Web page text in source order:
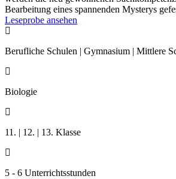
Bearbeitung eines spannenden Mysterys
Leseprobe ansehen

Berufliche Schulen | Gymnasium | Mittlere

Biologie

11. | 12. | 13. Klasse

5 - 6 Unterrichtsstunden